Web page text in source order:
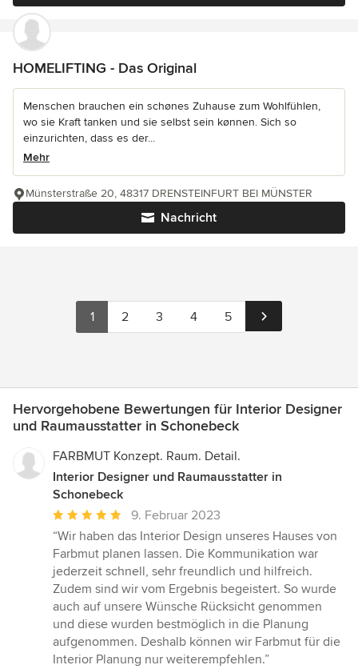
HOMELIFTING - Das Original
Menschen brauchen ein schønes Zuhause zum Wohlfühlen,
wo sie Kraft tanken und sie selbst sein kønnen. Sich so
einzurichten, dass es der...
Mehr
Nachricht
Münsterstraße 20, 48317 DRENSTEINFURT BEI MÜNSTER
1 2 3 4 5
Hervorgehobene Bewertungen für Interior Designer
und Raumausstatter in Schonebeck
FARBMUT Konzept. Raum. Detail.
Interior Designer und Raumausstatter in
Schonebeck
Durchschnittliche
Bewertung:
5
von
5
Sternen
9. Februar 2023
“Wir haben das Interior Design unseres Hauses von
Farbmut planen lassen. Die Kommunikation war
jederzeit schnell, sehr freundlich und hilfreich.
Zudem sind wir vom Ergebnis begeistert. So wurde
auch auf unsere Wünsche Rücksicht genommen
und diese wurden bestmöglich in die Planung
aufgenommen. Deshalb können wir Farbmut für die
Interior Planung nur weiterempfehlen.”